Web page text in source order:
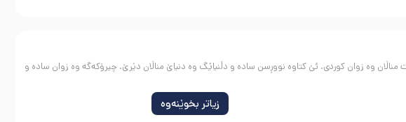
مناڵان وە زوان کوردی. ئێ کتاوە نووڕسن سادە و دڵنیاێگ وە دنیاێ مناڵان دێرێ. چیرۆکەگە وە زوان سادە و
زیاتر بخوێنەوە